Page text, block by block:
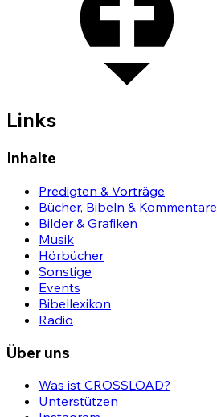
Links
Inhalte
Predigten & Vorträge
Bücher, Bibeln & Kommentare
Bilder & Grafiken
Musik
Hörbücher
Sonstige
Events
Bibellexikon
Radio
Über uns
Was ist CROSSLOAD?
Unterstützen